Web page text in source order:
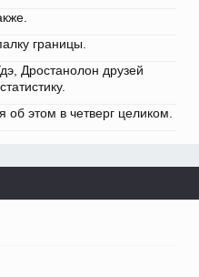
границы.
Дростанолон друзей
этом в четверг целиком.